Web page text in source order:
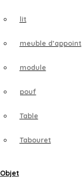
lit
meuble d’appoint
module
pouf
Table
Tabouret
Objet